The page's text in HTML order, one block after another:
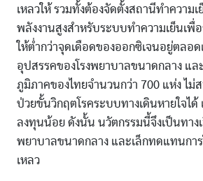
เหลวให้ รวมทั้งต้องจัดตั้งสถานีทำความ
พลังงานสูงสำหรับระบบทำความเย็นเพื่
ให้ต่ำกว่าจุดเดือดของออกซิเจนอยู่ตลอด
อุปสรรคของโรงพยาบาลขนาดกลาง แล
ภูมิภาคของไทยจำนวนกว่า 700 แห่ง ไม่
ป่วยขั้นวิกฤตโรคระบบทางเดินหายใจได้
ลงทุนน้อย ดังนั้น นวัตกรรมนี้จึงเป็นทาง
พยาบาลขนาดกลาง และเล็กทดแทนกา
เหลว